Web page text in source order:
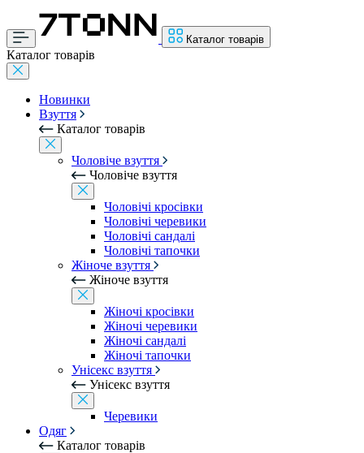
Каталог товарів
Каталог товарів
Новинки
Взуття
Каталог товарів
Чоловіче взуття
Чоловіче взуття
Чоловічі кросівки
Чоловічі черевики
Чоловічі сандалі
Чоловічі тапочки
Жіноче взуття
Жіноче взуття
Жіночі кросівки
Жіночі черевики
Жіночі сандалі
Жіночі тапочки
Унісекс взуття
Унісекс взуття
Черевики
Одяг
Каталог товарів